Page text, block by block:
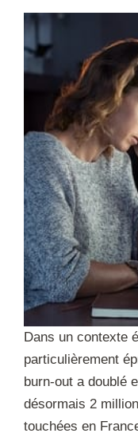
Dans un contexte
particulièrement
burn-out a doublé
désormais 2
touchées en